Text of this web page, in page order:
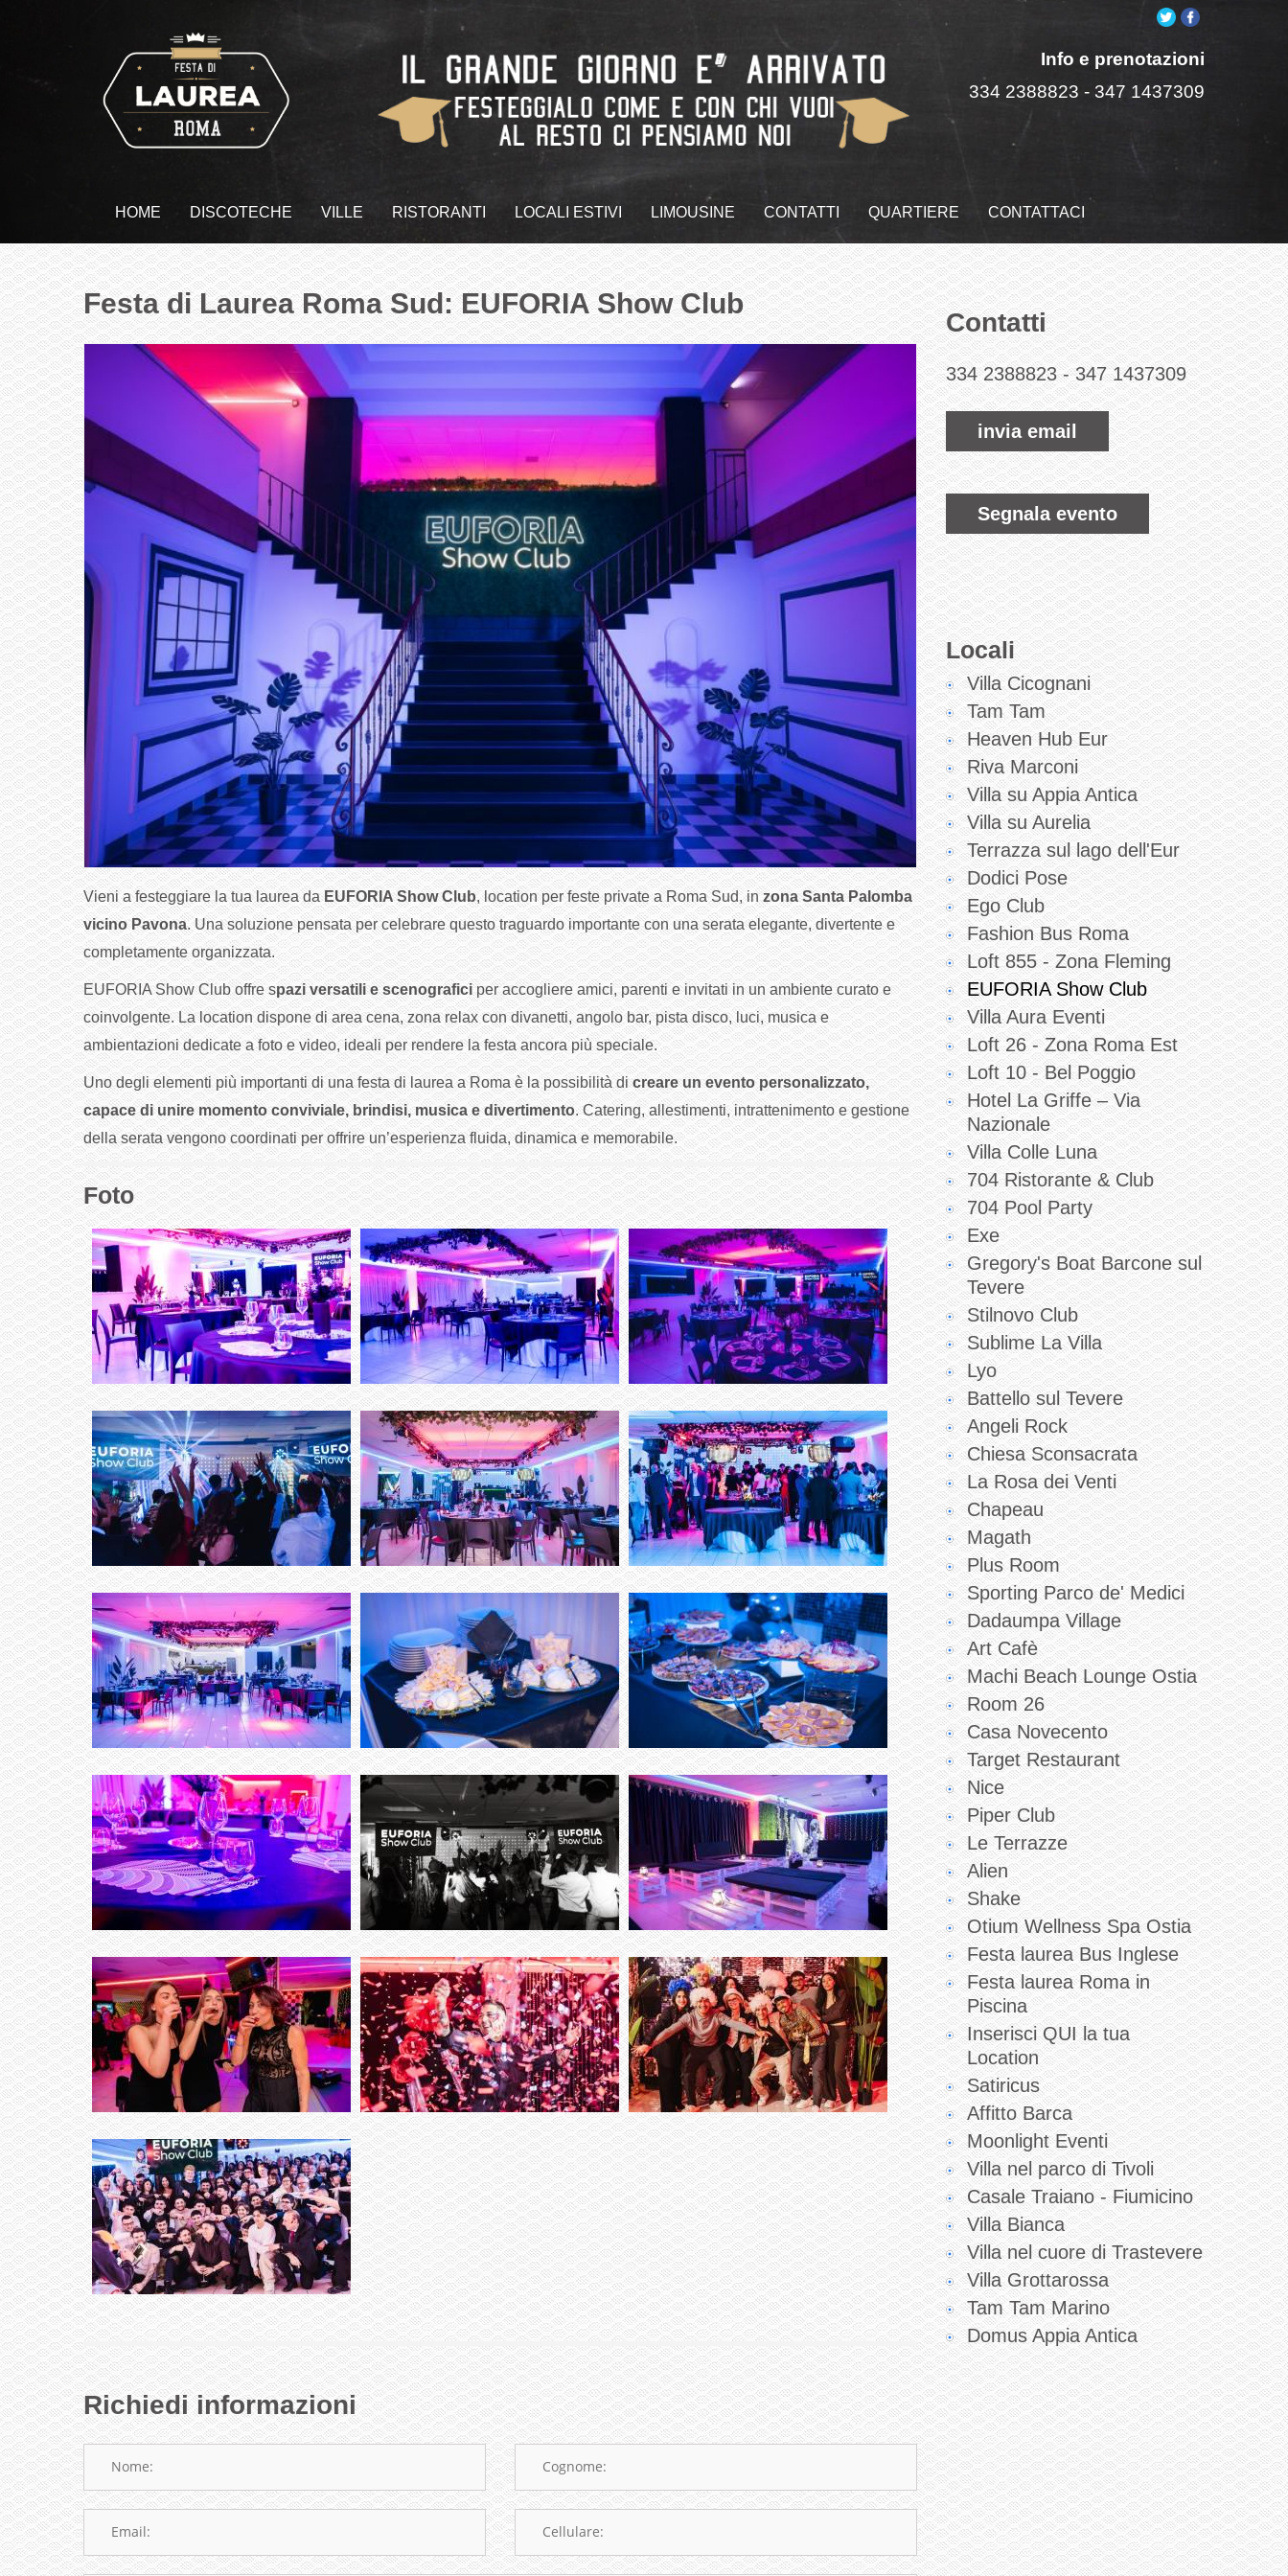
Info e prenotazioni
334 2388823 - 347 1437309
HOME DISCOTECHE VILLE RISTORANTI LOCALI ESTIVI LIMOUSINE CONTATTI QUARTIERE CONTATTACI
Festa di Laurea Roma Sud: EUFORIA Show Club
Vieni a festeggiare la tua laurea da EUFORIA Show Club, location per feste private a Roma Sud, inzona Santa Palomba
vicino Pavona. Una soluzione pensata per celebrare questo traguardo importante con una serata elegante, divertente e
completamente organizzata.
EUFORIA Show Club offre spazi versatili e scenograficiper accogliere amici, parenti e invitati in un ambiente curato e
coinvolgente. La location dispone di area cena, zona relax con divanetti, angolo bar, pista disco, luci, musica e
ambientazioni dedicate a foto e video, ideali per rendere la festa ancora più speciale.
Uno degli elementi più importanti di una festa di laurea a Roma è la possibilità dicreare un evento personalizzato,
capace di unire momento conviviale, brindisi, musica e divertimento. Catering, allestimenti, intrattenimento e gestione
della serata vengono coordinati per offrire un’esperienza fluida, dinamica e memorabile.
Foto
Richiedi informazioni
Contatti
334 2388823-347 1437309
invia email
Segnala evento
Locali
Villa Cicognani
Tam Tam
Heaven Hub Eur
Riva Marconi
Villa su Appia Antica
Villa su Aurelia
Terrazza sul lago dell'Eur
Dodici Pose
Ego Club
Fashion Bus Roma
Loft 855 - Zona Fleming
EUFORIA Show Club
Villa Aura Eventi
Loft 26 - Zona Roma Est
Loft 10 - Bel Poggio
Hotel La Griffe – Via
Nazionale
Villa Colle Luna
704 Ristorante & Club
704 Pool Party
Exe
Gregory's Boat Barcone sul
Tevere
Stilnovo Club
Sublime La Villa
Lyo
Battello sul Tevere
Angeli Rock
Chiesa Sconsacrata
La Rosa dei Venti
Chapeau
Magath
Plus Room
Sporting Parco de' Medici
Dadaumpa Village
Art Cafè
Machi Beach Lounge Ostia
Room 26
Casa Novecento
Target Restaurant
Nice
Piper Club
Le Terrazze
Alien
Shake
Otium Wellness Spa Ostia
Festa laurea Bus Inglese
Festa laurea Roma in
Piscina
Inserisci QUI la tua
Location
Satiricus
Affitto Barca
Moonlight Eventi
Villa nel parco di Tivoli
Casale Traiano - Fiumicino
Villa Bianca
Villa nel cuore di Trastevere
Villa Grottarossa
Tam Tam Marino
Domus Appia Antica